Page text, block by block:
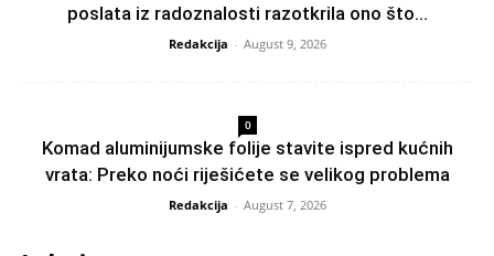
poslata iz radoznalosti razotkrila ono što...
Redakcija - August 9, 2026
0
Komad aluminijumske folije stavite ispred kućnih
vrata: Preko noći riješićete se velikog problema
Redakcija - August 7, 2026